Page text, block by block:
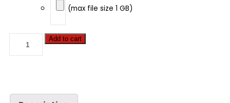
(max file size 1 GB)
3406E
360hp
Add to cart